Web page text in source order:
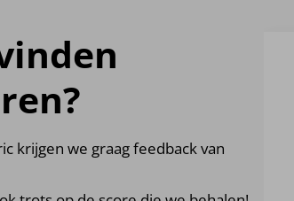
krijgen we graag feedback van